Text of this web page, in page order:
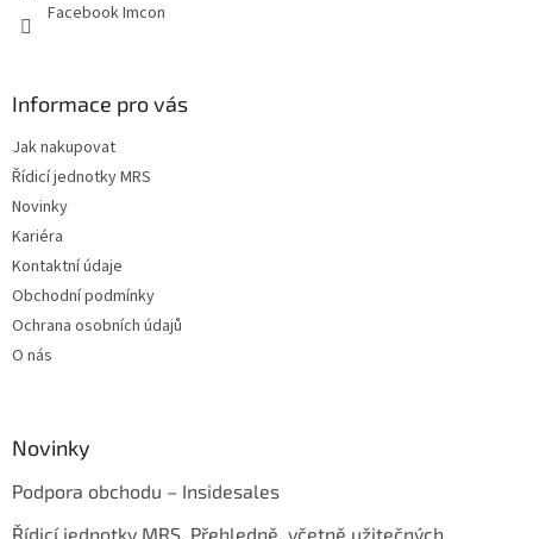
Facebook Imcon
Informace pro vás
Jak nakupovat
Řídicí jednotky MRS
Novinky
Kariéra
Kontaktní údaje
Obchodní podmínky
Ochrana osobních údajů
O nás
Novinky
Podpora obchodu – Insidesales
Řídicí jednotky MRS. Přehledně, včetně užitečných